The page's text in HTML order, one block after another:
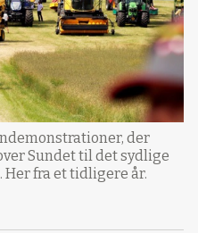
der
Sundet til det sydlige
Her fra et tidligere år.